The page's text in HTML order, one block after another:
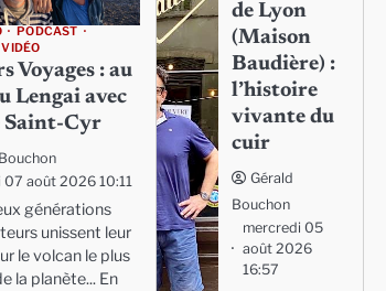
PODCAST
VIDÉO
Voyages : au
Lengai avec
Saint-Cyr
07 août 2026 10:11
générations
unissent leur
le volcan le plus
la planète... En
de Lyon
(Maison
Baudière) :
l’histoire
vivante du
cuir
Gérald
Bouchon
mercredi 05
août 2026
16:57